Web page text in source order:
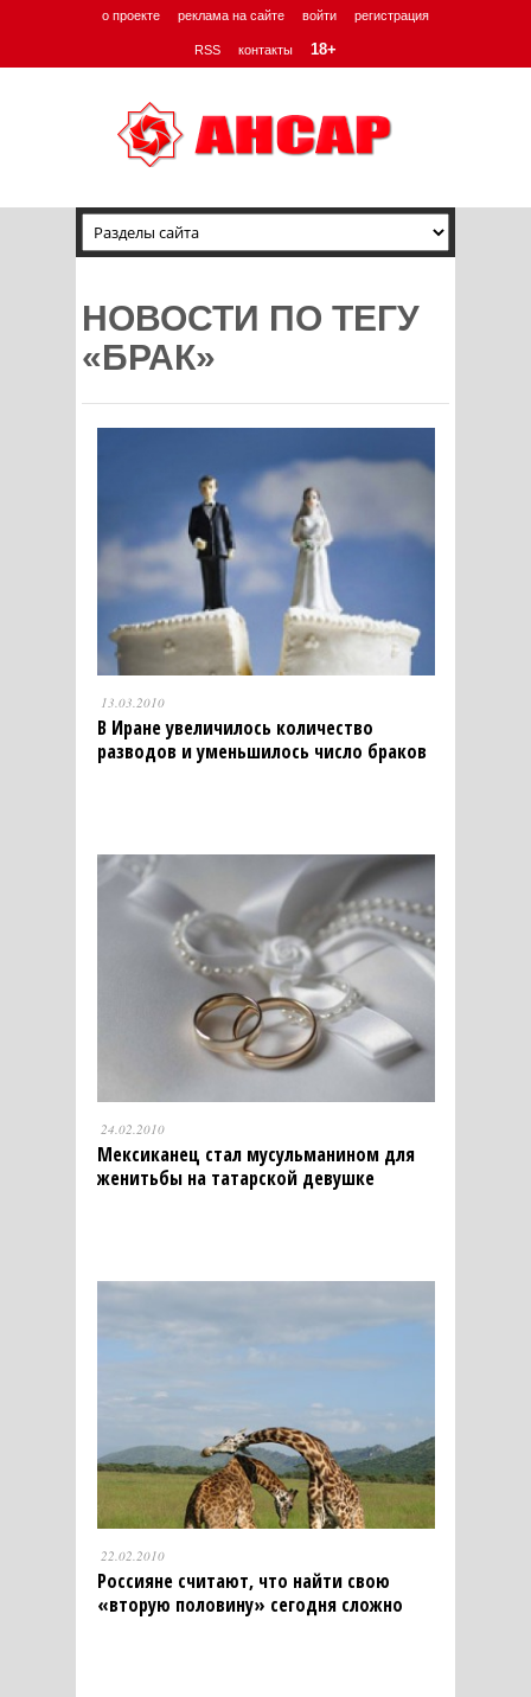
о проекте реклама на сайте войти регистрация
RSS контакты 18+
НОВОСТИ ПО ТЕГУ
«БРАК»
13.03.2010
В Иране увеличилось количество
разводов и уменьшилось число браков
24.02.2010
Мексиканец стал мусульманином для
женитьбы на татарской девушке
22.02.2010
Россияне считают, что найти свою
«вторую половину» сегодня сложно